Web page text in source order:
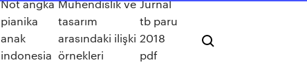
Not angka
pianika
anak
indonesia
Mühendislik ve
tasarım
arasındaki ilişki
örnekleri
Jurnal
tb paru
2018
pdf